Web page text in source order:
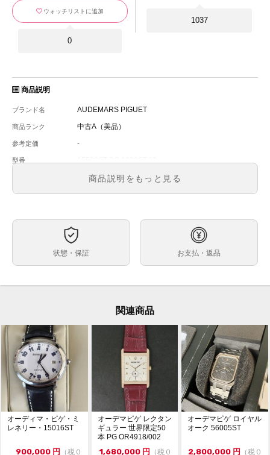
1037
ウォッチリストに追加
0
商品説明
ブランド名 AUDEMARS PIGUET
商品ランク 中古A（美品）
参考定価 -
型番
メンズ
文字盤 黒
約41mm
最大約18.5cm（余り駒含む）※トケマー管理部門では
調整や交換不可・メーカー等にご依頼ください。
・ランダム番シリアル・2019年新作
・日差約+2 ～+5秒（タイムグラファー計測・平置き・
使用環境や計測環境によって数値が変動致します。参考
程度にお考えください。）
微細なキズはありますが、目立つ大きなキズ等ないキレ
イな状態です。
コメント
・現金払い（銀行振込）のみ受付可能。
・通信販売限定の為、実物確認や他店へのお取寄せは出
来かねます。
・価格交渉やお問合せは『出品者へ質問する』タブより
お願い致します。
商品説明をもっと見る
状態・保証 お支払・返品
関連商品
オーディマ・ピゲ・ミ
レネリー・15016ST
900,000 円 （税０
オーデマピゲ レクタン
ギュラー 世界限定50
本 PG OR4918/002
1,680,000 円 （税０
オーデマピゲ ロイヤル
オーク 56005ST
2,800,000 円 （税０